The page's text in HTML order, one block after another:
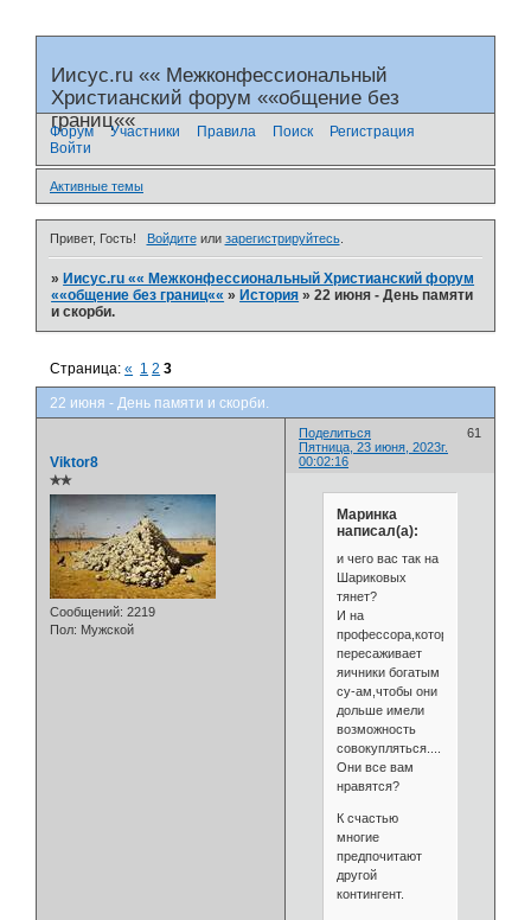
Иисус.ru «« Межконфессиональный
Христианский форум ««общение без
границ««
Форум Участники Правила Поиск
Регистрация
Войти
Активные темы
Привет, Гость! Войдитеили зарегистрируйтесь.
»Иисус.ru «« Межконфессиональный Христианский форум
««общение без границ«« »История »22 июня - День памяти
и скорби.
22 июня - День памяти и скорби.
Страница:« 1 2 3
Поделиться
61
Пятница, 23 июня, 2023г.
00:02:16
Viktor8
✯✯
Сообщений: 2219
Пол: Мужской
Маринка
написал(а):
и чего вас так на
Шариковых
тянет?
И на
профессора,который
пересаживает
яичники богатым
су-ам,чтобы они
дольше имели
возможность
совокупляться....
Они все вам
нравятся?
К счастью
многие
предпочитают
другой
контингент.